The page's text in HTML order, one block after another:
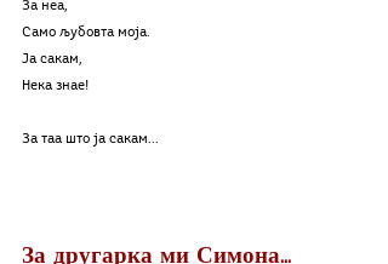
За неа,
Само љубовта моја.
Ја сакам,
Нека знае!
За таа што ја сакам...
За другарка ми Симона...